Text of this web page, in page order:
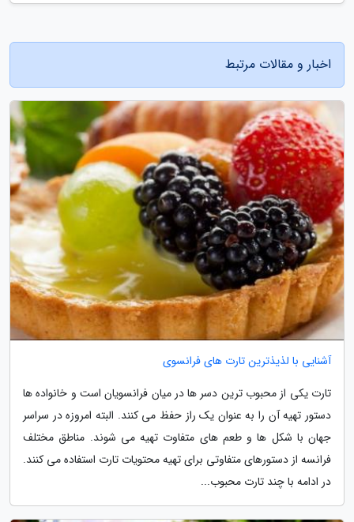
اخبار و مقالات مرتبط
آشنایی با لذیذترین تارت های فرانسوی
تارت یکی از محبوب ترین دسر ها در میان فرانسویان است و خانواده ها
دستور تهیه آن را به عنوان یک راز حفظ می کنند. البته امروزه در سراسر
جهان با شکل ها و طعم های متفاوت تهیه می شوند. مناطق مختلف
فرانسه از دستورهای متفاوتی برای تهیه محتویات تارت استفاده می کنند.
در ادامه با چند تارت محبوب...